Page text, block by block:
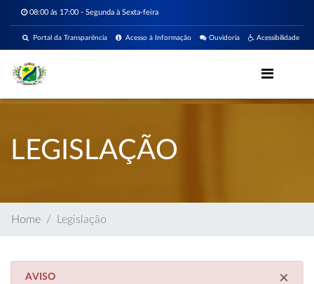
08:00 ás 17:00 - Segunda à Sexta-feira
Acessibilidade
Ouvidoria
Acesso à Informação
Portal da Transparência
LEGISLAÇÃO
Home Legislação
×
AVISO